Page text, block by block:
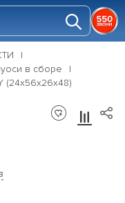
в сборе
(24x56x26x48)